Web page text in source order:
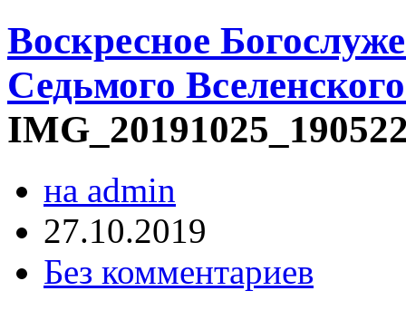
Воскресное
Седьмого
на admin
27.10.2019
Без комментариев